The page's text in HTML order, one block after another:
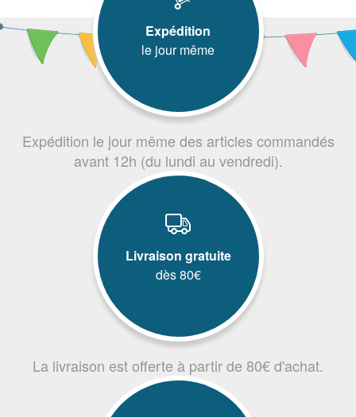
Expédition
le jour même
Expédition le jour même des articles commandés
avant 12h (du lundi au vendredi).
Livraison gratuite
dès 80€
La livraison est offerte à partir de 80€ d'achat.